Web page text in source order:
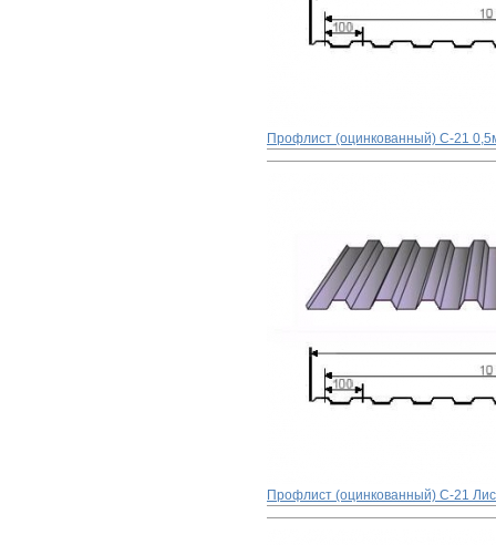
Профлист (оцинкованный) С-21
Профлист (оцинкованный) С-21